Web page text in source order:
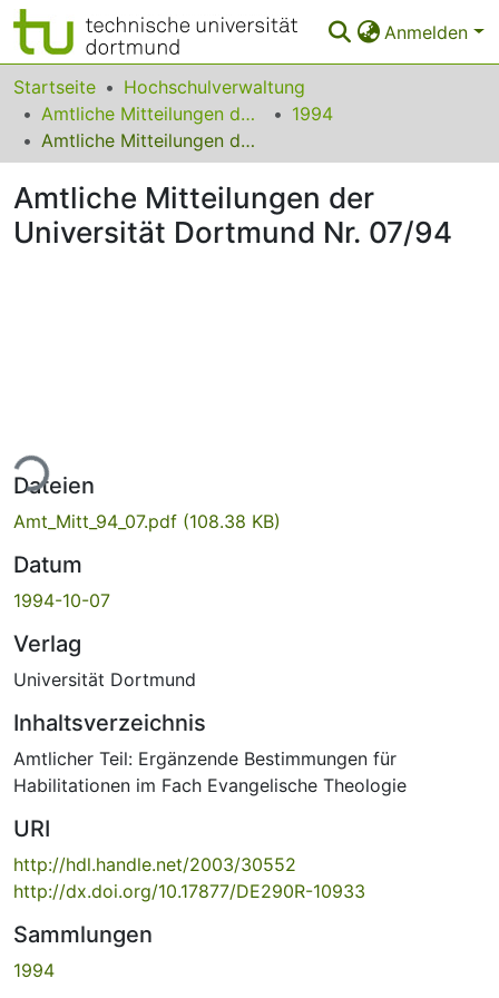
Anmelden
Bereiche & Sammlungen
Das gesamte Repositorium
FAQ
Startseite
Hochschulverwaltung
Amtliche Mitteilungen der Technischen Universität Dortmund
1994
Amtliche Mitteilungen der Universität Dortmund Nr. 07/94
Amtliche Mitteilungen der
Universität Dortmund Nr. 07/94
Dateien
Amt_Mitt_94_07.pdf (108.38 KB)
Datum
1994-10-07
Verlag
Universität Dortmund
Inhaltsverzeichnis
Amtlicher Teil: Ergänzende Bestimmungen für
Habilitationen im Fach Evangelische Theologie
URI
http://hdl.handle.net/2003/30552
http://dx.doi.org/10.17877/DE290R-10933
Sammlungen
1994